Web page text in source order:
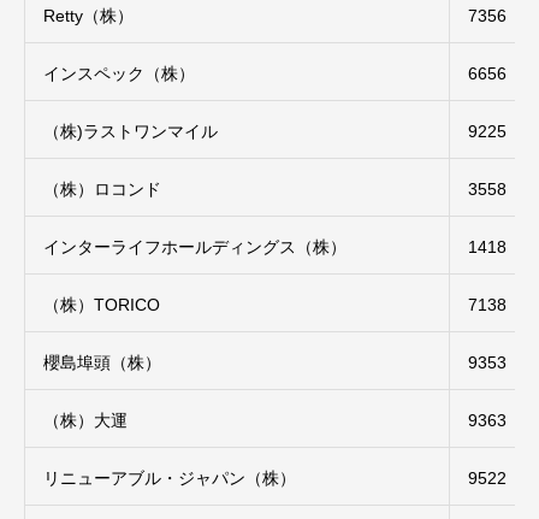
Retty（株） 7356
インスペック（株） 6656
（株)ラストワンマイル 9225
（株）ロコンド 3558
インターライフホールディングス（株） 1418
（株）TORICO 7138
櫻島埠頭（株） 9353
（株）大運 9363
リニューアブル・ジャパン（株） 9522